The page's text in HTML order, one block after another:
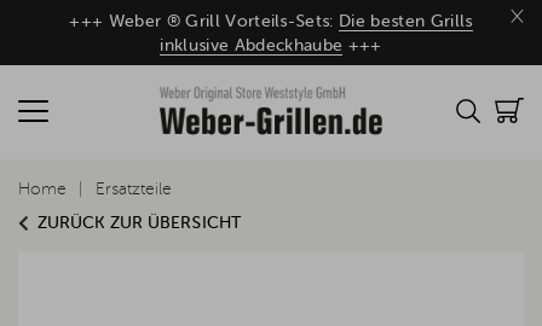
×
+++ Weber ® Grill Vorteils-Sets: Die besten Grills
inklusive Abdeckhaube +++
ZURÜCK ZUR ÜBERSICHT
Home Ersatzteile